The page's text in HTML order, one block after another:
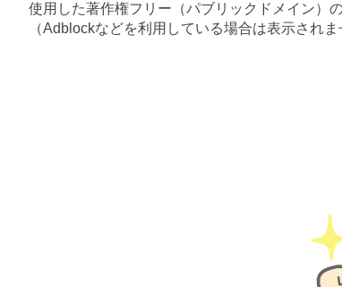
使用した著作権フリー（パブリックドメイン）
（Adblockなどを利用している場合は表示されま